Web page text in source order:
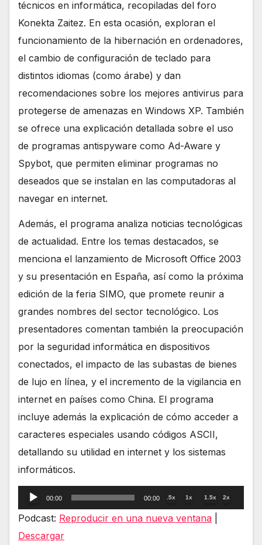
técnicos en informática, recopiladas del foro
Konekta Zaitez. En esta ocasión, exploran el
funcionamiento de la hibernación en ordenadores,
el cambio de configuración de teclado para
distintos idiomas (como árabe) y dan
recomendaciones sobre los mejores antivirus para
protegerse de amenazas en Windows XP. También
se ofrece una explicación detallada sobre el uso
de programas antispyware como Ad-Aware y
Spybot, que permiten eliminar programas no
deseados que se instalan en las computadoras al
navegar en internet.
Además, el programa analiza noticias tecnológicas
de actualidad. Entre los temas destacados, se
menciona el lanzamiento de Microsoft Office 2003
y su presentación en España, así como la próxima
edición de la feria SIMO, que promete reunir a
grandes nombres del sector tecnológico. Los
presentadores comentan también la preocupación
por la seguridad informática en dispositivos
conectados, el impacto de las subastas de bienes
de lujo en línea, y el incremento de la vigilancia en
internet en países como China. El programa
incluye además la explicación de cómo acceder a
caracteres especiales usando códigos ASCII,
detallando su utilidad en internet y los sistemas
informáticos.
Reproductor
de
00:00 00:00 .5x 1x 1.5x 2x
Podcast: Reproducir en una nueva ventana
Descargar